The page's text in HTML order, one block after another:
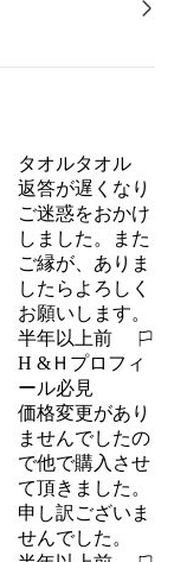
タオルタオル
返答が遅くなり
ご迷惑をおかけ
しました。また
ご縁が、ありま
したらよろしく
お願いします。
半年以上前
報告する
H &Ｈプロフィ
ール必見
価格変更があり
ませんでしたの
で他で購入させ
て頂きました。
申し訳ございま
せんでした。